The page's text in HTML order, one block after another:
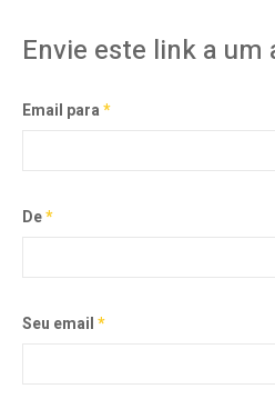
Envie este link a um
Email para*
De*
Seu email*